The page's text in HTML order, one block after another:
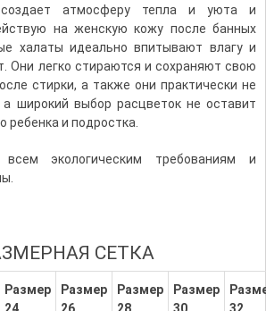
атмосферу тепла и уюта и
на женскую кожу после банных
халаты идеально впитывают влагу и
Они легко стираются и сохраняют свою
стирки, а также они практически не
широкий выбор расцветок не оставит
ребенка и подростка.
экологическим требованиям и
СЕТКА
Размер
24
Размер
26
Размер
28
Размер
30
32